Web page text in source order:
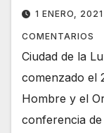
1 ENERO, 2021
COMENTARIOS
Ciudad de la
comenzado el
Hombre y el
conferencia